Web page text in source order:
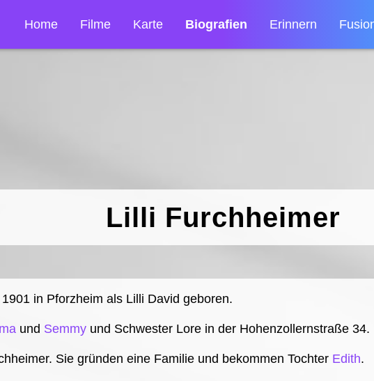
Home Filme Karte Biografien Erinnern
Lilli Furchheimer
in Pforzheim als Lilli David geboren.
und Semmy und Schwester Lore in der Hohenzollernstraße 34.
Sie gründen eine Familie und bekommen Tochter Edith.